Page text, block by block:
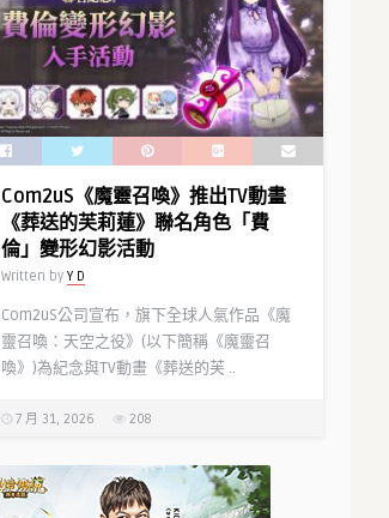
Com2uS《魔靈召喚》推出TV動畫
《葬送的芙莉蓮》聯名角色「費
倫」變形幻影活動
Written by Y D
Com2uS公司宣布，旗下全球人氣作品《魔
靈召喚：天空之役》(以下簡稱《魔靈召
喚》)為紀念與TV動畫《葬送的芙 ..
7 月 31, 2026 208